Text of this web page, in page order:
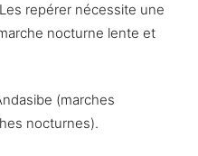
repérer nécessite une
nocturne lente et
(marches
nocturnes).